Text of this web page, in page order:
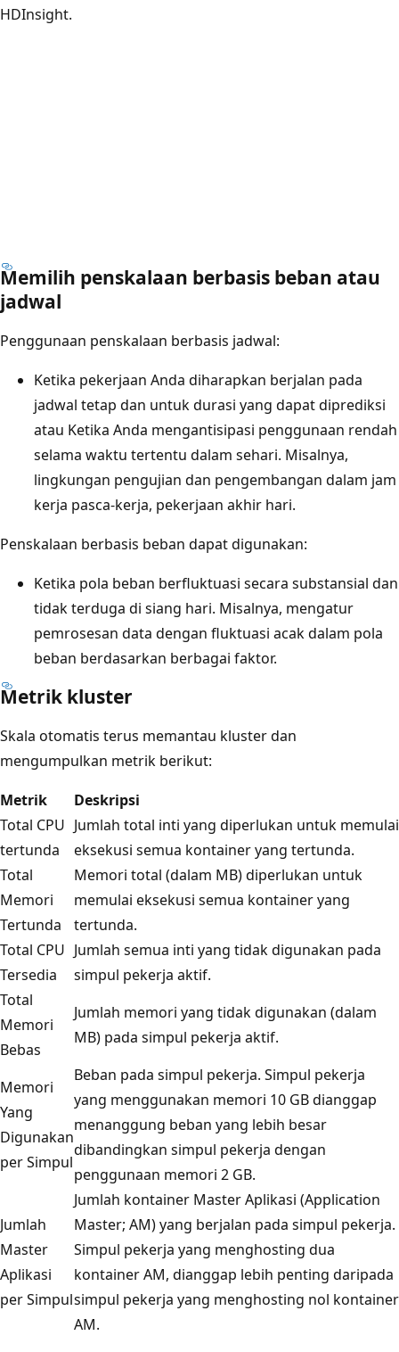
HDInsight.
Memilih penskalaan berbasis beban atau
jadwal
Penggunaan penskalaan berbasis jadwal:
Ketika pekerjaan Anda diharapkan berjalan pada
jadwal tetap dan untuk durasi yang dapat diprediksi
atau Ketika Anda mengantisipasi penggunaan rendah
selama waktu tertentu dalam sehari. Misalnya,
lingkungan pengujian dan pengembangan dalam jam
kerja pasca-kerja, pekerjaan akhir hari.
Penskalaan berbasis beban dapat digunakan:
Ketika pola beban berfluktuasi secara substansial dan
tidak terduga di siang hari. Misalnya, mengatur
pemrosesan data dengan fluktuasi acak dalam pola
beban berdasarkan berbagai faktor.
Metrik kluster
Skala otomatis terus memantau kluster dan
mengumpulkan metrik berikut:
Metrik
Deskripsi
Total CPU
tertunda
Jumlah total inti yang diperlukan untuk memulai
eksekusi semua kontainer yang tertunda.
Total
Memori
Tertunda
Memori total (dalam MB) diperlukan untuk
memulai eksekusi semua kontainer yang
tertunda.
Total CPU
Tersedia
Jumlah semua inti yang tidak digunakan pada
simpul pekerja aktif.
Total
Memori
Bebas
Jumlah memori yang tidak digunakan (dalam
MB) pada simpul pekerja aktif.
Memori
Yang
Digunakan
per Simpul
Beban pada simpul pekerja. Simpul pekerja
yang menggunakan memori 10 GB dianggap
menanggung beban yang lebih besar
dibandingkan simpul pekerja dengan
penggunaan memori 2 GB.
Jumlah
Master
Aplikasi
per Simpul
Jumlah kontainer Master Aplikasi (Application
Master; AM) yang berjalan pada simpul pekerja.
Simpul pekerja yang menghosting dua
kontainer AM, dianggap lebih penting daripada
simpul pekerja yang menghosting nol kontainer
AM.